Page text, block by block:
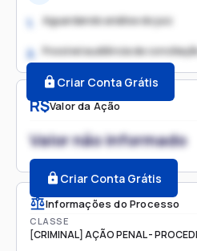
R$Valor da Ação
Valor não informado
Criar Conta Grátis
Informações do Processo
CLASSE
[CRIMINAL] AÇÃO PENAL -
1. Aguardando análise do juiz
2. Possível audiência de
Criar Conta Grátis